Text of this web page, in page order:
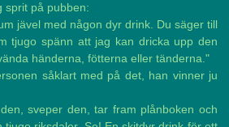
sprit på pubben:
jävel med någon dyr drink. Du säger till
tjugo spänn att jag kan dricka upp den
händerna, fötterna eller tänderna."
såklart med på det, han vinner ju
sveper den, tar fram plånboken och